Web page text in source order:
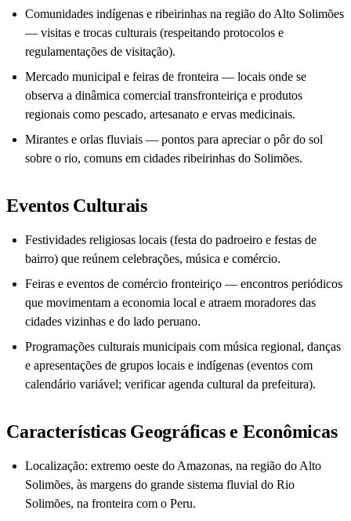
Comunidades indígenas e ribeirinhas na região do Alto Solimões
— visitas e trocas culturais (respeitando protocolos e
regulamentações de visitação).
Mercado municipal e feiras de fronteira — locais onde se
observa a dinâmica comercial transfronteiriça e produtos
regionais como pescado, artesanato e ervas medicinais.
Mirantes e orlas fluviais — pontos para apreciar o pôr do sol
sobre o rio, comuns em cidades ribeirinhas do Solimões.
Eventos Culturais
Festividades religiosas locais (festa do padroeiro e festas de
bairro) que reúnem celebrações, música e comércio.
Feiras e eventos de comércio fronteiriço — encontros periódicos
que movimentam a economia local e atraem moradores das
cidades vizinhas e do lado peruano.
Programações culturais municipais com música regional, danças
e apresentações de grupos locais e indígenas (eventos com
calendário variável; verificar agenda cultural da prefeitura).
Características Geográficas e Econômicas
Localização: extremo oeste do Amazonas, na região do Alto
Solimões, às margens do grande sistema fluvial do Rio
Solimões, na fronteira com o Peru.